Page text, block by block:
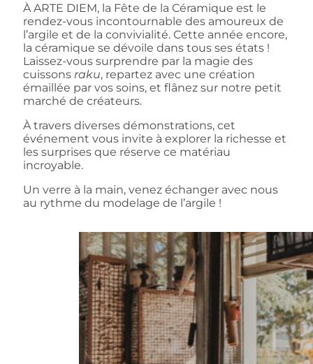
À ARTE DIEM, la Fête de la Céramique est le
rendez-vous incontournable des amoureux de
l’argile et de la convivialité. Cette année encore,
la céramique se dévoile dans tous ses états !
Laissez-vous surprendre par la magie des
cuissons raku, repartez avec une création
émaillée par vos soins, et flânez sur notre petit
marché de créateurs.
À travers diverses démonstrations, cet
événement vous invite à explorer la richesse et
les surprises que réserve ce matériau
incroyable.
Un verre à la main, venez échanger avec nous
au rythme du modelage de l’argile !